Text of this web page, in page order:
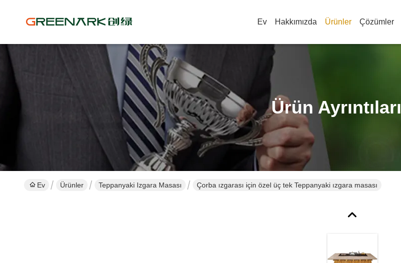
Ev Hakkımızda Ürünler Çözümler
Ürün Ayrıntıları
Ev Ürünler Teppanyaki Izgara Masası Çorba ızgarası için özel üç tek Teppanyaki ızgara masası